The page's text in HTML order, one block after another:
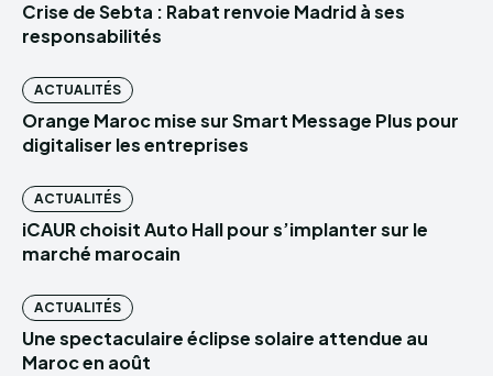
Crise de Sebta : Rabat renvoie Madrid à ses
responsabilités
ACTUALITÉS
Orange Maroc mise sur Smart Message Plus pour
digitaliser les entreprises
ACTUALITÉS
iCAUR choisit Auto Hall pour s’implanter sur le
marché marocain
ACTUALITÉS
Une spectaculaire éclipse solaire attendue au
Maroc en août